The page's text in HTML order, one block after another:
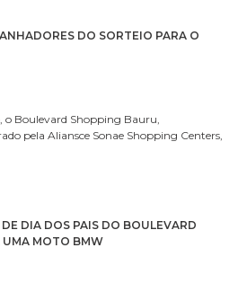
DO SORTEIO PARA O
o Boulevard Shopping Bauru,
pela Aliansce Sonae Shopping Centers,
DIA DOS PAIS DO BOULEVARD
UMA MOTO BMW